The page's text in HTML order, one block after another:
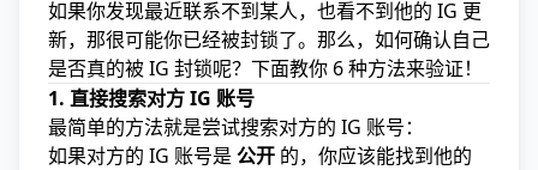
如果你发现最近联系不到某人，也看不到他的 IG 更
新，那很可能你已经被封锁了。那么，如何确认自己
是否真的被 IG 封锁呢？下面教你 6 种方法来验证！
1. 直接搜索对方 IG 账号
最简单的方法就是尝试搜索对方的 IG 账号：
如果对方的 IG 账号是 公开 的，你应该能找到他的